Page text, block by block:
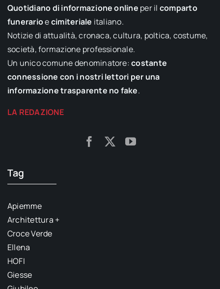
Quotidiano di informazione online per il comparto
funerarioecimiteriale italiano.
Notizie di attualità, cronaca, cultura, poltica, costume,
società, formazione professionale.
Un unico comune denominatore:costante
connessione con i nostri lettori per una
informazione trasparente no fake.
LA REDAZIONE
Tag
Apiemme
Architettura +
Croce Verde
Ellena
HOFI
Giesse